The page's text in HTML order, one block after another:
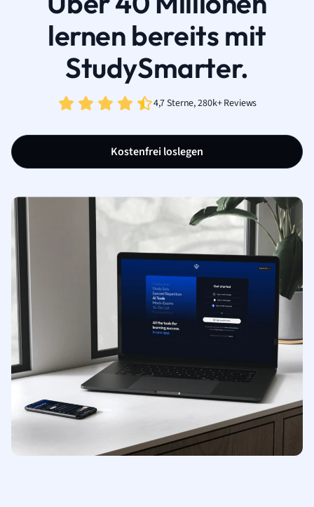
lernen bereits mit
StudySmarter.
4,7 Sterne, 280k+ Reviews
Kostenfrei loslegen